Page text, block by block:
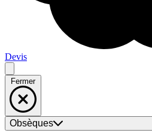
Devis
Fermer
Obsèques